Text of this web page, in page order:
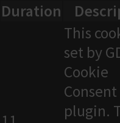
Duration
This
set by
Cookie
Consent
plugin.